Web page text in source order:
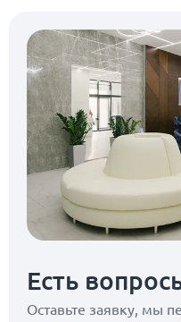
Есть
Оставьте заявку, мы